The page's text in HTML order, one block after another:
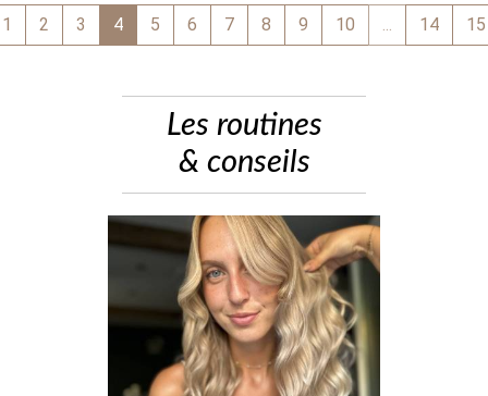
1 2 3 4 5 6 7 8 9 10 ... 14 15
Les routines
& conseils